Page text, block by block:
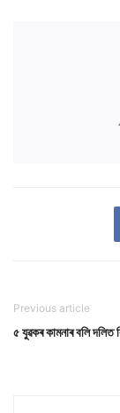
Previous article
৫ যুৱকৰ কামনাৰ বলি দলিত